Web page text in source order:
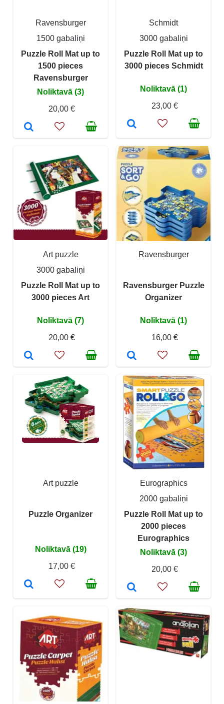
Ravensburger
1500 gabaliņi
Puzzle Roll Mat up to
1500 pieces
Ravensburger
Noliktavā (3)
20,00 €
Schmidt
3000 gabaliņi
Puzzle Roll Mat up to
3000 pieces Schmidt
Noliktavā (1)
23,00 €
Art puzzle
3000 gabaliņi
Puzzle Roll Mat up to
3000 pieces Art
Noliktavā (7)
20,00 €
Ravensburger
Ravensburger Puzzle
Organizer
Noliktavā (1)
16,00 €
Art puzzle
Puzzle Organizer
Noliktavā (19)
17,00 €
Eurographics
2000 gabaliņi
Puzzle Roll Mat up to
2000 pieces
Eurographics
Noliktavā (3)
20,00 €